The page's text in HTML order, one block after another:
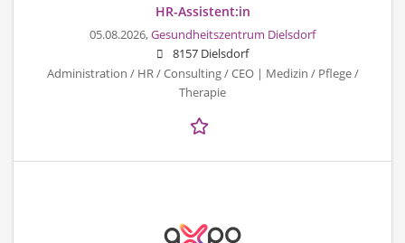
HR-Assistent:in
05.08.2026,Gesundheitszentrum Dielsdorf
8157 Dielsdorf
Administration / HR / Consulting / CEO | Medizin / Pflege /
Therapie